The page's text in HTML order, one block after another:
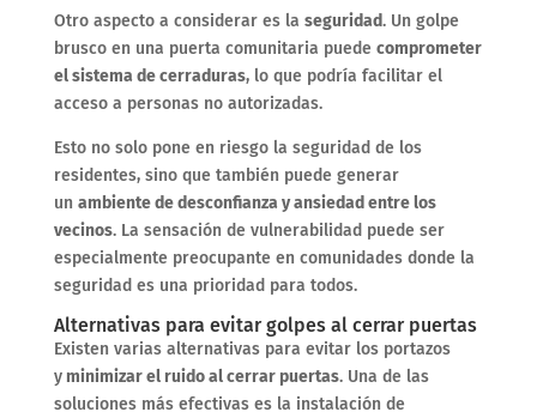
Otro aspecto a considerar es la seguridad. Un golpe
brusco en una puerta comunitaria puede comprometer
el sistema de cerraduras, lo que podría facilitar el
acceso a personas no autorizadas.
Esto no solo pone en riesgo la seguridad de los
residentes, sino que también puede generar
un ambiente de desconfianza y ansiedad entre los
vecinos. La sensación de vulnerabilidad puede ser
especialmente preocupante en comunidades donde la
seguridad es una prioridad para todos.
Alternativas para evitar golpes al cerrar puertas
Existen varias alternativas para evitar los portazos
yminimizar el ruido al cerrar puertas. Una de las
soluciones más efectivas es la instalación de